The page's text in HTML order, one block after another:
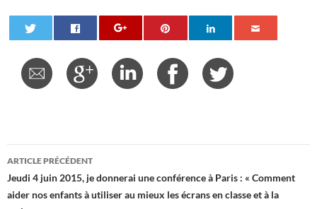
Navigation
des
ARTICLE PRÉCÉDENT
Jeudi 4 juin 2015, je donnerai une conférence à Paris : « Comment
aider nos enfants à utiliser au mieux les écrans en classe et à la